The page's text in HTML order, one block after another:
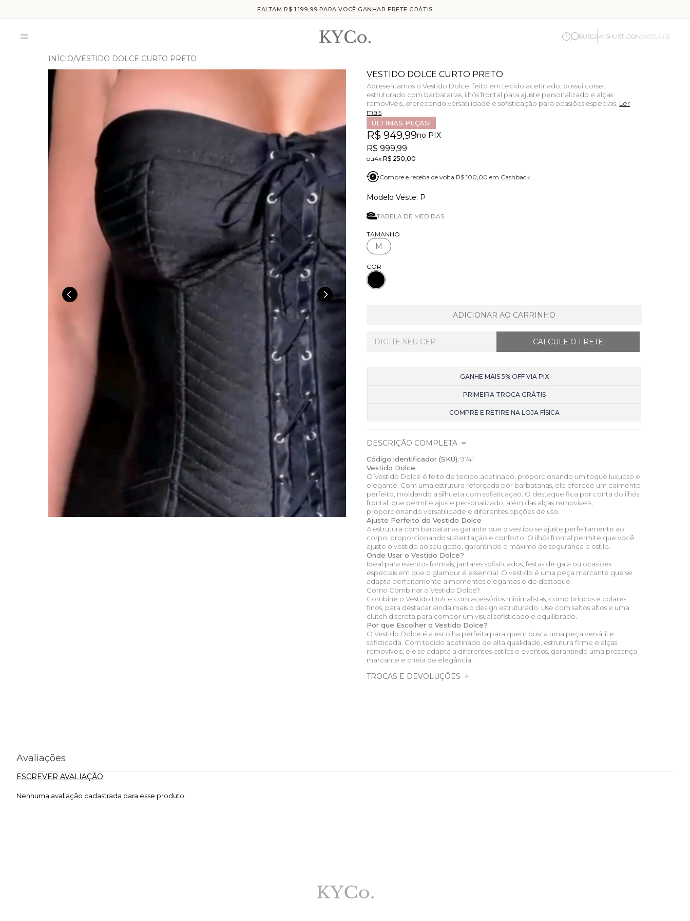
FALTAM R$ 1.199,99 PARA VOCÊ GANHAR FRETE GRÁTIS
? BUSCAWISHLISTLOGINSACOLA (0)
INÍCIO VESTIDO DOLCE CURTO PRETO
VESTIDO DOLCE CURTO PRETO
Apresentamos o Vestido Dolce, feito em tecido acetinado, possui corset
estruturado com barbatanas, ilhós frontal para ajuste personalizado e alças
removíveis, oferecendo versatilidade e sofisticação para ocasiões especiais. Ler
mais
ÚLTIMAS PEÇAS!
R$ 949,99no PIX
R$ 999,99
4xR$ 250,00
Compre e receba de volta R$ 100,00 em Cashback
P
TABELA DE MEDIDAS
TAMANHO
M
COR
ADICIONAR AO CARRINHO
GANHE MAIS 5% OFF VIA PIX
PRIMEIRA TROCA GRÁTIS
COMPRE E RETIRE NA LOJA FÍSICA
DESCRIÇÃO COMPLETA
Código identificador (SKU): 9741
Vestido Dolce
O Vestido Dolce é feito de tecido acetinado, proporcionando um toque luxuoso e
elegante. Com uma estrutura reforçada por barbatanas, ele oferece um caimento
perfeito, moldando a silhueta com sofisticação. O destaque fica por conta do ilhós
frontal, que permite ajuste personalizado, além das alças removíveis,
proporcionando versatilidade e diferentes opções de uso.
Ajuste Perfeito do Vestido Dolce
A estrutura com barbatanas garante que o vestido se ajuste perfeitamente ao
corpo, proporcionando sustentação e conforto. O ilhós frontal permite que você
ajuste o vestido ao seu gosto, garantindo o máximo de segurança e estilo.
Onde Usar o Vestido Dolce?
Ideal para eventos formais, jantares sofisticados, festas de gala ou ocasiões
especiais em que o glamour é essencial. O vestido é uma peça marcante que se
adapta perfeitamente a momentos elegantes e de destaque.
Como Combinar o Vestido Dolce?
Combine o Vestido Dolce com acessórios minimalistas, como brincos e colares
finos, para destacar ainda mais o design estruturado. Use com saltos altos e uma
clutch discreta para compor um visual sofisticado e equilibrado.
Por que Escolher o Vestido Dolce?
O Vestido Dolce é a escolha perfeita para quem busca uma peça versátil e
sofisticada. Com tecido acetinado de alta qualidade, estrutura firme e alças
removíveis, ele se adapta a diferentes estilos e eventos, garantindo uma presença
marcante e cheia de elegância.
TROCAS E DEVOLUÇÕES
Avaliações
ESCREVER AVALIAÇÃO
Nenhuma avaliação cadastrada para esse produto.